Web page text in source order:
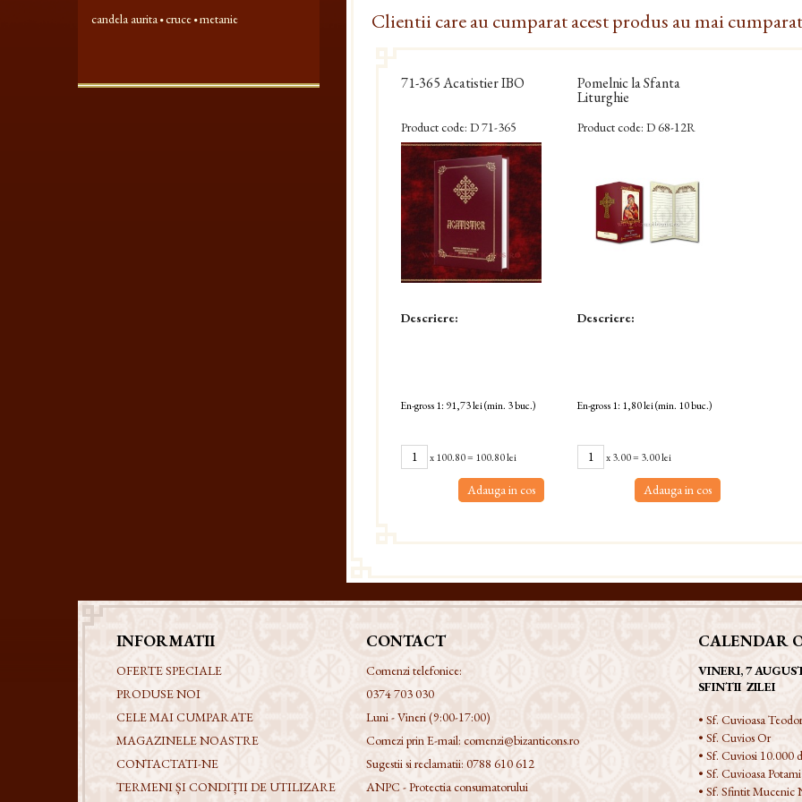
candela aurita cruce metanie Clientii care au cumparat acest produs au mai
71-365 Acatistier IBO
Product code: D 71-365
Descriere:
En-gross 1: 91,73 lei (min. 3 buc.)
x100.80= 100.80 lei
Adauga in cos
Pomelnic la Sfanta
Liturghie
Product code: D 68-12R
Descriere:
En-gross 1: 1,80 lei (min. 10 buc.)
x3.00= 3.00 lei
Adauga in cos
INFORMATII
OFERTE SPECIALE
PRODUSE NOI
CELE MAI CUMPARATE
MAGAZINELE NOASTRE
CONTACTATI-NE
TERMENI ȘI CONDIȚII DE UTILIZARE
CONTACT
Comenzi telefonice:
0374 703 030
Luni - Vineri (9:00-17:00)
Comezi prin E-mail: comenzi@bizanticons.ro
Sugestii si reclamatii: 0788 610 612
ANPC - Protectia consumatorului
CALENDAR
VINERI, 7
SFINTII ZILEI
• Sf. Cuvioasa
• Sf. Cuvios Or
• Sf. Cuviosi 10.000
• Sf. Cuvioasa
• Sf. Sfintit Mucenic